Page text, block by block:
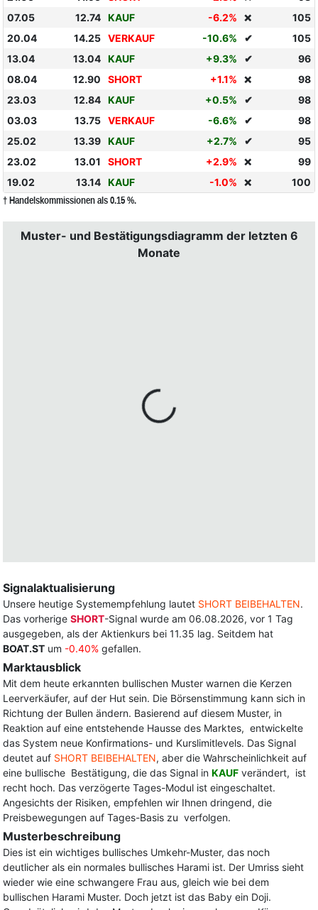
07.05
12.74 KAUF -6.2% ❌
105
20.04
14.25 VERKAUF -10.6% ✔
105
13.04
13.04 KAUF +9.3% ✔
96
08.04
12.90 SHORT +1.1% ❌
98
23.03
12.84 KAUF +0.5% ✔
98
03.03
13.75 VERKAUF -6.6% ✔
98
25.02
13.39 KAUF +2.7% ✔
95
23.02
13.01 SHORT +2.9% ❌
99
19.02
13.14 KAUF -1.0% ❌ 100
† Handelskommissionen als 0.15 %.
Muster- und Bestätigungsdiagramm der letzten 6
Monate
Signalaktualisierung
Unsere heutige Systemempfehlung lautet SHORT BEIBEHALTEN.
Das vorherige SHORT-Signal wurde am 06.08.2026, vor 1 Tag
ausgegeben, als der Aktienkurs bei 11.35 lag. Seitdem hat
BOAT.ST um -0.40% gefallen.
Marktausblick
Mit dem heute erkannten bullischen Muster warnen die Kerzen
Leerverkäufer, auf der Hut sein. Die Börsenstimmung kann sich in
Richtung der Bullen ändern. Basierend auf diesem Muster, in
Reaktion auf eine entstehende Hausse des Marktes, entwickelte
das System neue Konfirmations- und Kurslimitlevels. Das Signal
deutet auf SHORT BEIBEHALTEN, aber die Wahrscheinlichkeit auf
eine bullische Bestätigung, die das Signal in KAUF verändert, ist
recht hoch. Das verzögerte Tages-Modul ist eingeschaltet.
Angesichts der Risiken, empfehlen wir Ihnen dringend, die
Preisbewegungen auf Tages-Basis zu verfolgen.
Musterbeschreibung
Dies ist ein wichtiges bullisches Umkehr-Muster, das noch
deutlicher als ein normales bullisches Harami ist. Der Umriss sieht
wieder wie eine schwangere Frau aus, gleich wie bei dem
bullischen Harami Muster. Doch jetzt ist das Baby ein Doji.